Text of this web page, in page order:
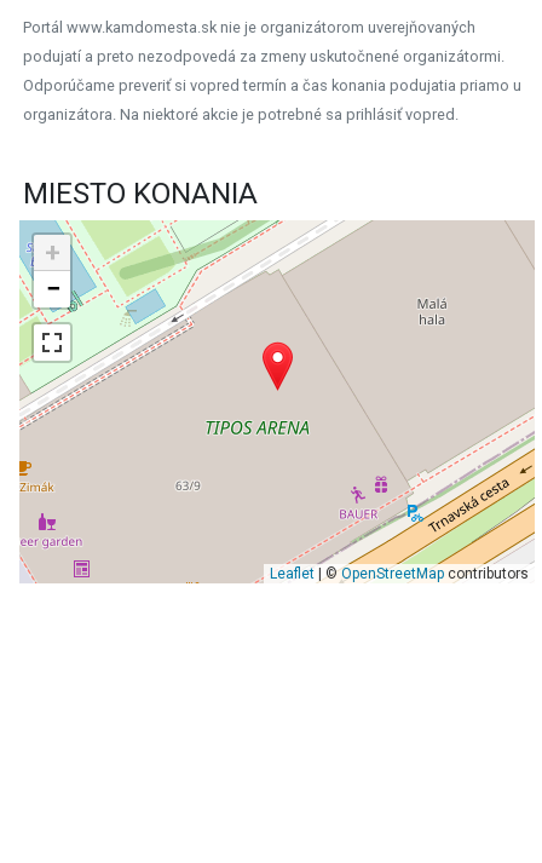
Portál www.kamdomesta.sk nie je organizátorom uverejňovaných
podujatí a preto nezodpovedá za zmeny uskutočnené organizátormi.
Odporúčame preveriť si vopred termín a čas konania podujatia priamo u
organizátora. Na niektoré akcie je potrebné sa prihlásiť vopred.
MIESTO KONANIA
+
−
Leaflet| ©OpenStreetMapcontributors